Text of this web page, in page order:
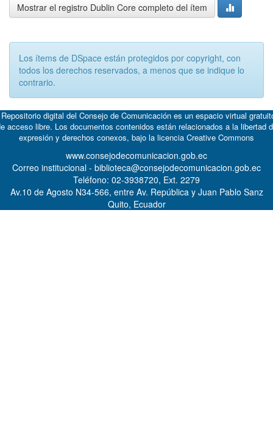
Mostrar el registro Dublin Core completo del ítem
Los ítems de DSpace están protegidos por copyright, con
todos los derechos reservados, a menos que se indique lo
contrario.
digital del Consejo de Comunicación es un espacio virtual
acceso libre. Los documentos contenidos están relacionados a la libertad
expresión y derechos conexos, bajo la licencia Creative Commons
www.consejodecomunicacion.gob.ec
Correo institucional - biblioteca@consejodecomunicacion.gob.ec
Teléfono: 02-3938720, Ext. 2279
Av.10 de Agosto N34-566, entre Av. República y Juan Pablo Sanz
Quito, Ecuador